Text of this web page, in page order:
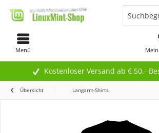
Kostenloser Versand ab € 50,-
Menü
Übersicht Langarm-Shirts